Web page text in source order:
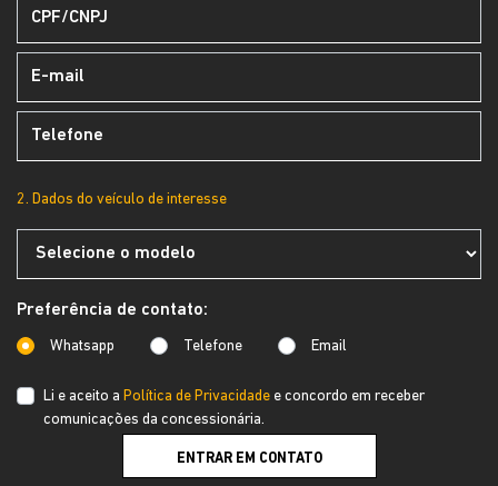
2. Dados do veículo de interesse
Preferência de contato:
Whatsapp Telefone Email
Li e aceito a Política de Privacidade e concordo em receber
comunicações da concessionária.
ENTRAR EM CONTATO